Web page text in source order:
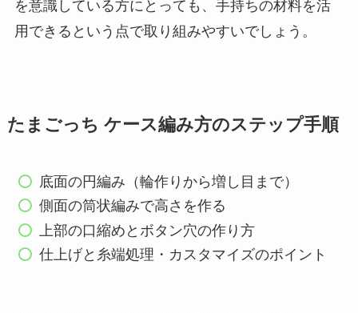
を意識している方にとっても、手持ちの材料を活
用できるという点で取り組みやすいでしょう。
たまごっち ケース編み方のステップ手順
底面の円編み（輪作りから増し目まで）
側面の筒状編みで高さを作る
上部の口縮めとボタン穴の作り方
仕上げと糸端処理・カスタマイズのポイント